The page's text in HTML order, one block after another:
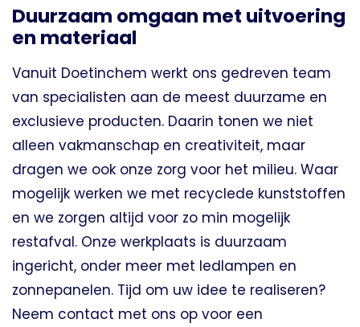
Duurzaam omgaan met uitvoering
en materiaal
Vanuit Doetinchem werkt ons gedreven team
van specialisten aan de meest duurzame en
exclusieve producten. Daarin tonen we niet
alleen vakmanschap en creativiteit, maar
dragen we ook onze zorg voor het milieu. Waar
mogelijk werken we met recyclede kunststoffen
en we zorgen altijd voor zo min mogelijk
restafval. Onze werkplaats is duurzaam
ingericht, onder meer met ledlampen en
zonnepanelen. Tijd om uw idee te realiseren?
Neem contact met ons op voor een